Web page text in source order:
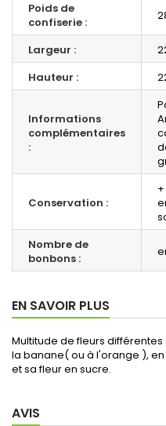
Poids de
confiserie :
Largeur :
Hauteur :
Informations
complémentaires
:
Conservation :
Nombre de
bonbons :
EN SAVOIR PLUS
Multitude de fleurs
la banane( ou à l'orange ),
et sa fleur en sucre.
AVIS